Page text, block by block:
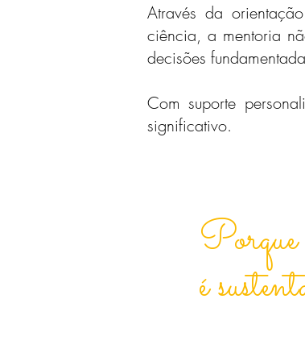
Através da
ciência, a mentoria
decisões
Com suporte
significativo.
Porque
é